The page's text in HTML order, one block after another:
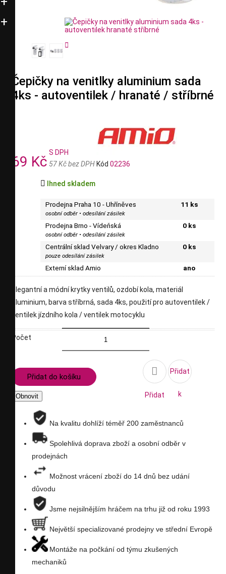


Čepičky na venitlky aluminium sada
4ks - autoventilek / hranaté / stříbrné
69 Kč
S DPH
57 Kč bez DPH Kód 02236
 Ihned skladem
Prodejna Praha 10 - Uhříněves
osobní odběr • odesílání zásilek
11 ks
Prodejna Brno - Vídeňská
osobní odběr • odesílání zásilek
0 ks
Centrální sklad Velvary / okres Kladno
pouze odesílání zásilek
0 ks
Externí sklad Amio ano
elegantní a módní krytky ventilů, ozdobí kola, materiál
aluminium, barva stříbrná, sada 4ks, použití pro autoventilek /
ventilek jízdního kola / ventilek motocyklu
Počet
Přidat do košíku 
Přidat
seznam
Přidat
k
Na kvalitu dohlíží téměř 200 zaměstnanců
Spolehlivá doprava zboží a osobní odběr v
prodejnách
Možnost vrácení zboží do 14 dnů bez udání
důvodu
Jsme nejsilnějším hráčem na trhu již od roku 1993
Největší specializované prodejny ve střední Evropě
Montáže na počkání od týmu zkušených
mechaniků